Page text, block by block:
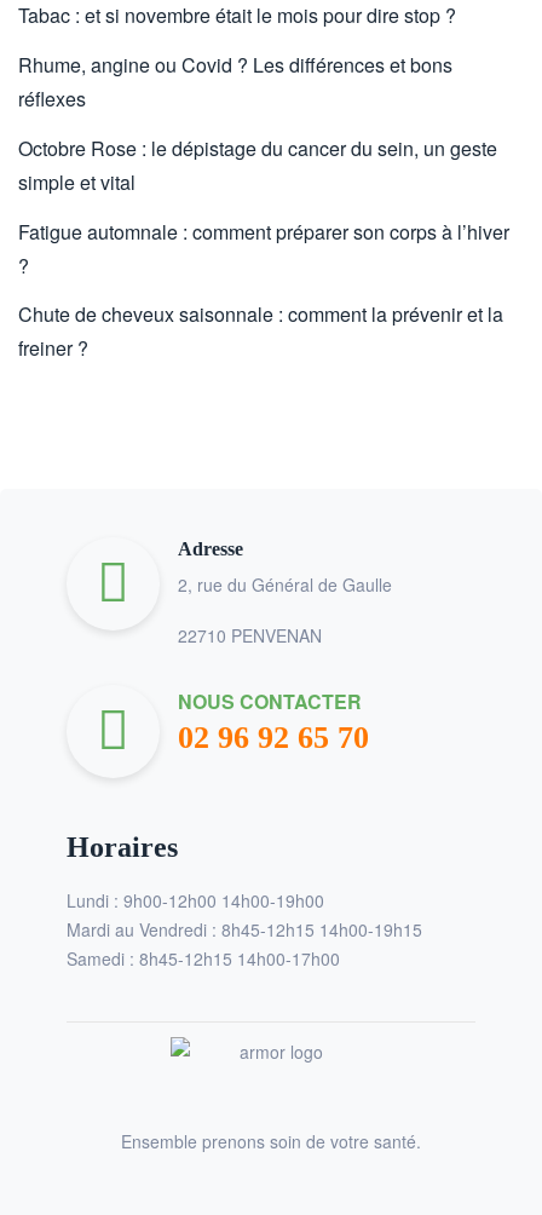
Tabac : et si novembre était le mois pour dire stop ?
Rhume, angine ou Covid ? Les différences et bons
réflexes
Octobre Rose : le dépistage du cancer du sein, un geste
simple et vital
Fatigue automnale : comment préparer son corps à l’hiver
?
Chute de cheveux saisonnale : comment la prévenir et la
freiner ?
Adresse
2, rue du Général de Gaulle
22710 PENVENAN
NOUS CONTACTER
02 96 92 65 70
Horaires
Lundi : 9h00-12h00 14h00-19h00
Mardi au Vendredi : 8h45-12h15 14h00-19h15
Samedi : 8h45-12h15 14h00-17h00
Ensemble prenons soin de votre santé.